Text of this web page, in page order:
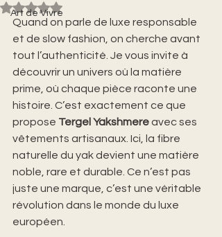
Art de Vivre
Noté NaN étoiles sur 5.
Quand on parle de luxe responsable
et de slow fashion, on cherche avant
tout l’authenticité. Je vous invite à
découvrir un univers où la matière
prime, où chaque pièce raconte une
histoire. C’est exactement ce que
propose Tergel Yakshmere avec ses
vêtements artisanaux. Ici, la fibre
naturelle du yak devient une matière
noble, rare et durable. Ce n’est pas
juste une marque, c’est une véritable
révolution dans le monde du luxe
européen.